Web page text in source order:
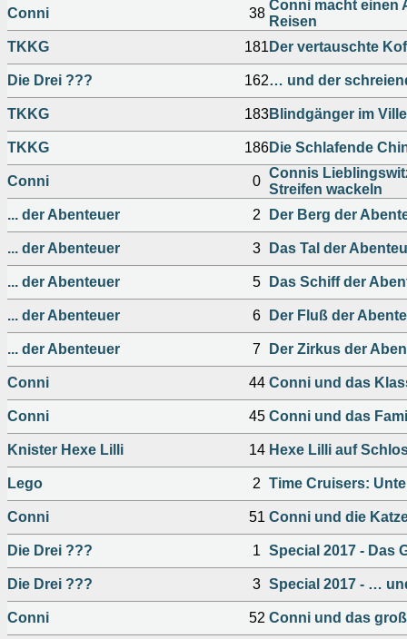
Conni 38
Conni macht einen
Reisen
TKKG
181 Der vertauschte
Die Drei ??? 162… und der
TKKG 183Blindgänger im
TKKG 186Die Schlafende
Conni 0
Connis
Streifen wackeln
... der Abenteuer
2 Der Berg der
... der Abenteuer 3 Das Tal der
... der Abenteuer 5 Das Schiff der
... der Abenteuer 6 Der Fluß der
... der Abenteuer 7 Der Zirkus der
Conni 44 Conni und das
Conni 45 Conni und das
Knister Hexe Lilli 14 Hexe Lilli auf
Lego 2 Time Cruisers:
Conni 51 Conni und die
Die Drei ??? 1 Special 2017 - Das
Die Drei ??? 3 Special 2017 - …
Conni 52 Conni und das